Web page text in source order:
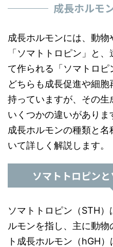
成長ホルモ
成長ホルモンには、動
「ソマトトロピン」と
て作られる「ソマトロピ
どちらも成長促進や細
持っていますが、その
いくつかの違いがあり
成長ホルモンの種類と
いて詳しく解説します。
ソマトトロピン
ソマトトロピン（STH
ルモンを指し、主に動
ト成長ホルモン（hGH